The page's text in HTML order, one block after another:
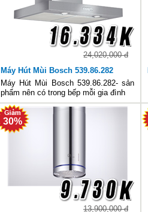
24,020,000 đ
Máy Hút Mùi Bosch 539.86.282
Máy Hút Mùi Bosch 539.86.282- sản
phẩm nên có trong bếp mỗi gia đình
30%
13,900,000 đ